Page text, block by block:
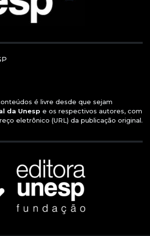
é livre desde que sejam
da Unesp e os respectivos autores, com
eletrônico (URL) da publicação original.